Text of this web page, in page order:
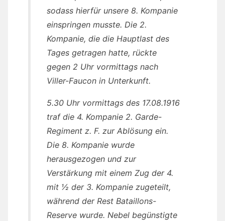
sodass hierfür unsere 8. Kompanie
einspringen musste. Die 2.
Kompanie, die die Hauptlast des
Tages getragen hatte, rückte
gegen 2 Uhr vormittags nach
Viller-Faucon in Unterkunft.
5.30 Uhr vormittags des 17.08.1916
traf die 4. Kompanie 2. Garde-
Regiment z. F. zur Ablösung ein.
Die 8. Kompanie wurde
herausgezogen und zur
Verstärkung mit einem Zug der 4.
mit ½ der 3. Kompanie zugeteilt,
während der Rest Bataillons-
Reserve wurde. Nebel begünstigte